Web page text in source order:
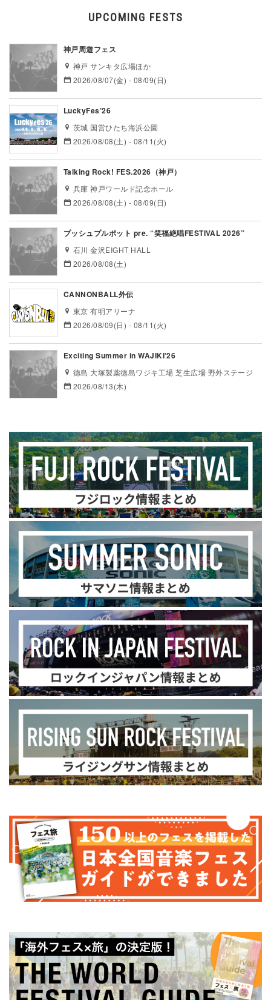
UPCOMING FESTS
神戸周遊フェス
神戸 サンキタ広場ほか
2026/08/07(金) - 08/09(日)
LuckyFes’26
茨城 国営ひたち海浜公園
2026/08/08(土) - 08/11(火)
Talking Rock! FES.2026（神戸）
兵庫 神戸ワールド記念ホール
2026/08/08(土) - 08/09(日)
プッシュプルポット pre. “笑福絶唱FESTIVAL 2026”
石川 金沢EIGHT HALL
2026/08/08(土)
CANNONBALL外伝
東京 有明アリーナ
2026/08/09(日) - 08/11(火)
Exciting Summer in WAJIKI’26
徳島 大塚製薬徳島ワジキ工場 芝生広場 野外ステージ
2026/08/13(木)